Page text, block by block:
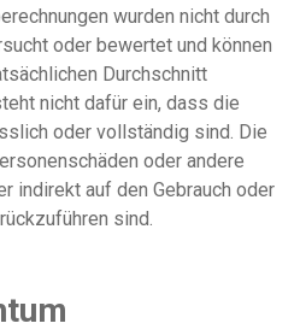
wurden nicht durch
oder bewertet und können
Durchschnitt
nicht dafür ein, dass die
oder vollständig sind. Die
oder andere
indirekt auf den Gebrauch oder
sind.